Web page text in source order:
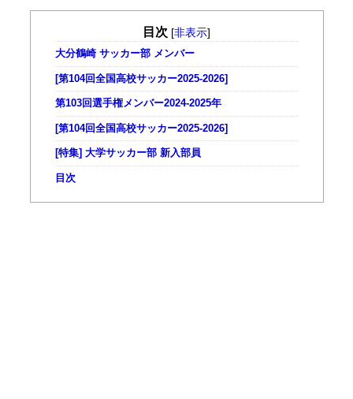
目次 [非表示]
大分鶴崎 サッカー部 メンバー
[第104回全国高校サッカー2025-2026]
第103回選手権メンバー2024-2025年
[第104回全国高校サッカー2025-2026]
[特集] 大学サッカー部 新入部員
目次